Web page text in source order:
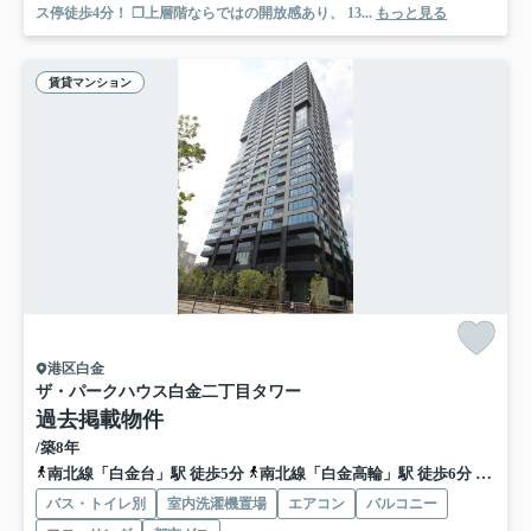
ス停徒歩4分！ ❒上層階ならではの開放感あり、 13... もっと見る
賃貸マンション
港区白金
ザ・パークハウス白金二丁目タワー
過去掲載物件
/築8年
南北線「白金台」駅 徒歩5分
南北線「白金高輪」駅 徒歩6分 都営
バス・トイレ別 室内洗濯機置場 エアコン
バルコニー